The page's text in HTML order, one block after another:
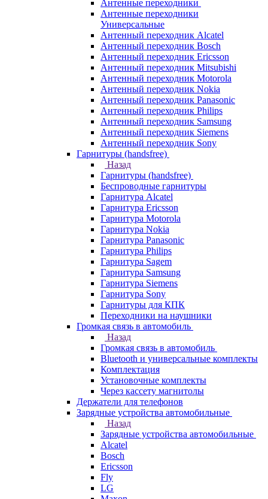
Антенные переходники
Антенные переходники
Универсальные
Антенный переходник Alcatel
Антенный переходник Bosch
Антенный переходник Ericsson
Антенный переходник Mitsubishi
Антенный переходник Motorola
Антенный переходник Nokia
Антенный переходник Panasonic
Антенный переходник Philips
Антенный переходник Samsung
Антенный переходник Siemens
Антенный переходник Sony
Гарнитуры (handsfree)
Назад
Гарнитуры (handsfree)
Беспроводные гарнитуры
Гарнитура Alcatel
Гарнитура Ericsson
Гарнитура Motorola
Гарнитура Nokia
Гарнитура Panasonic
Гарнитура Philips
Гарнитура Sagem
Гарнитура Samsung
Гарнитура Siemens
Гарнитура Sony
Гарнитуры для КПК
Переходники на наушники
Громкая связь в автомобиль
Назад
Громкая связь в автомобиль
Bluetooth и универсальные комплекты
Комплектация
Установочные комплекты
Через кассету магнитолы
Держатели для телефонов
Зарядные устройства автомобильные
Назад
Зарядные устройства автомобильные
Alcatel
Bosch
Ericsson
Fly
LG